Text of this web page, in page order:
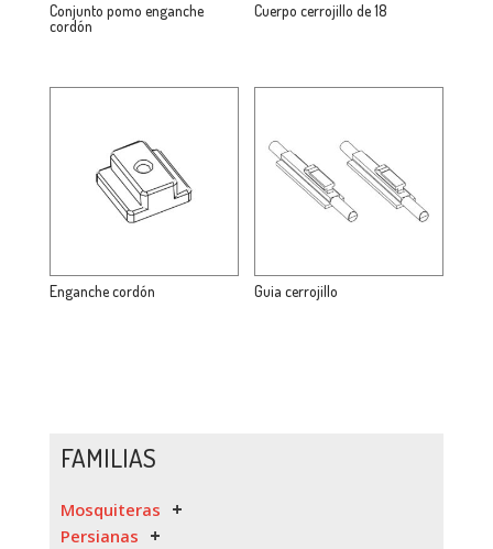
Conjunto pomo enganche
cordón
Cuerpo cerrojillo de 18
Enganche cordón Guia cerrojillo
FAMILIAS
Mosquiteras
Persianas